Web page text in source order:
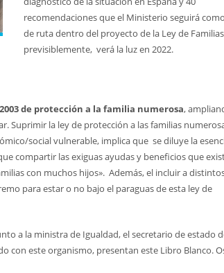
recomendaciones que el Ministerio seguirá
de ruta dentro del proyecto de la Ley de
previsiblemente, verá la luz en 2022.
de protección a la familia numerosa,
Suprimir la ley de protección a las familias
social vulnerable, implica que se diluye la
compartir las exiguas ayudas y beneficios que
con muchos hijos». Además, el incluir a
para estar o no bajo el paraguas de esta ley de
a la ministra de Igualdad, el secretario de estado
con este organismo, presentan este Libro Blanco.